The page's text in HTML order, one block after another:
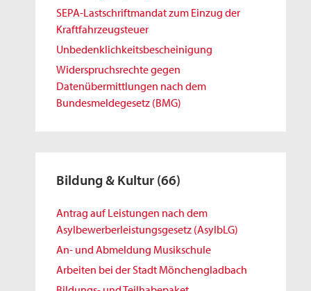
SEPA-Lastschriftmandat zum Einzug der
Kraftfahrzeugsteuer
Unbedenklichkeitsbescheinigung
Widerspruchsrechte gegen
Datenübermittlungen nach dem
Bundesmeldegesetz (BMG)
Bildung & Kultur (66)
Antrag auf Leistungen nach dem
Asylbewerberleistungsgesetz (AsylbLG)
An- und Abmeldung Musikschule
Arbeiten bei der Stadt Mönchengladbach